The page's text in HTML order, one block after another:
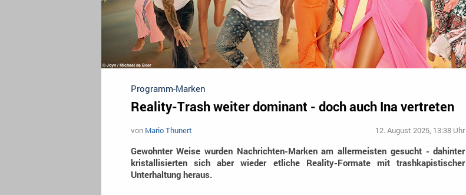
Programm-Marken
Reality-Trash weiter dominant - doch auch Ina vertreten
von Mario Thunert 12. August 2025, 13:38 Uhr
Gewohnter Weise wurden Nachrichten-Marken am allermeisten gesucht - dahinter
kristallisierten sich aber wieder etliche Reality-Formate mit trashkapistischer
Unterhaltung heraus.